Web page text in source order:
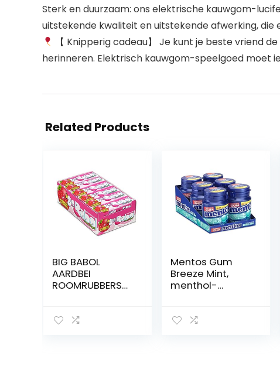
Sterk en duurzaam: ons elektrische kauwgom-
uitstekende kwaliteit en uitstekende afwerking, die
【 Knipperig cadeau】 Je kunt je beste vriend
herinneren. Elektrisch kauwgom-speelgoed moet
Related Products
BIG BABOL
AARDBEI
ROOMRUBBERS
Mentos Gum
Breeze Mint,
menthol-
suikervrije